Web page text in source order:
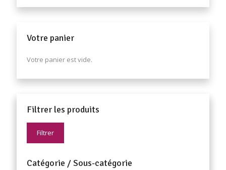
Votre panier
Votre panier est vide.
Filtrer les produits
Filtrer
Catégorie / Sous-catégorie